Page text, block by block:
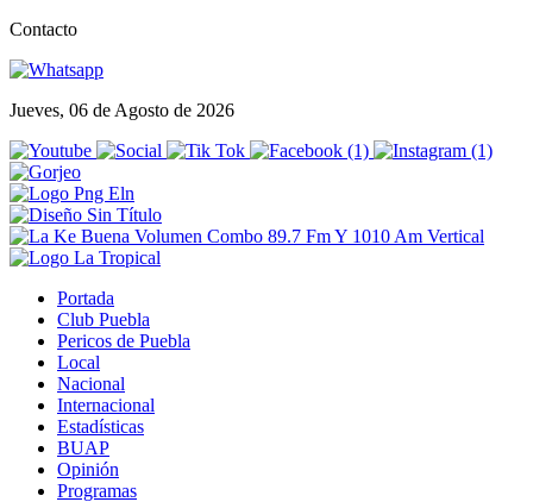
Contacto
Jueves, 06 de Agosto de 2026
Portada
Club Puebla
Pericos de Puebla
Local
Nacional
Internacional
Estadísticas
BUAP
Opinión
Programas